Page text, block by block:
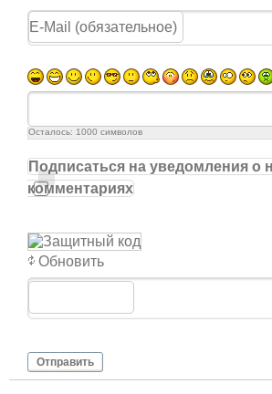
Осталось: 1000 символов
Подписаться на уведомления о
комментариях
Обновить
Отправить